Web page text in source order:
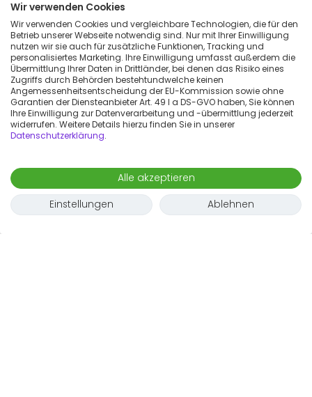
apple
Wir verwenden Cookies
Wir verwenden Cookies und vergleichbare Technologien, die für den
Betrieb unserer Webseite notwendig sind. Nur mit Ihrer Einwilligung
nutzen wir sie auch für zusätzliche Funktionen, Tracking und
personalisiertes Marketing. Ihre Einwilligung umfasst außerdem die
Übermittlung Ihrer Daten in Drittländer, bei denen das Risiko eines
Zugriffs durch Behörden bestehtundwelche keinen
Angemessenheitsentscheidung der EU-Kommission sowie ohne
Garantien der Diensteanbieter Art. 49 I a DS-GVO haben, Sie können
Ihre Einwilligung zur Datenverarbeitung und -übermittlung jederzeit
widerrufen. Weitere Details hierzu finden Sie in unserer
Datenschutzerklärung.
Alle akzeptieren
Einstellungen
Ablehnen